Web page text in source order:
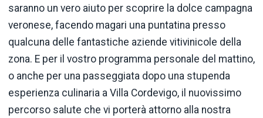
saranno un vero aiuto per scoprire la dolce campagna
veronese, facendo magari una puntatina presso
qualcuna delle fantastiche aziende vitivinicole della
zona. E per il vostro programma personale del mattino,
o anche per una passeggiata dopo una stupenda
esperienza culinaria a Villa Cordevigo, il nuovissimo
percorso salute che vi porterà attorno alla nostra